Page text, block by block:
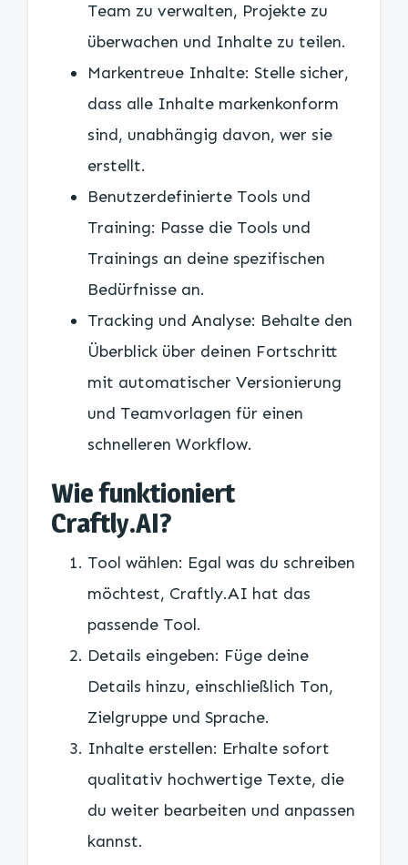
Team zu verwalten, Projekte zu
überwachen und Inhalte zu teilen.
Markentreue Inhalte: Stelle sicher,
dass alle Inhalte markenkonform
sind, unabhängig davon, wer sie
erstellt.
Benutzerdefinierte Tools und
Training: Passe die Tools und
Trainings an deine spezifischen
Bedürfnisse an.
Tracking und Analyse: Behalte den
Überblick über deinen Fortschritt
mit automatischer Versionierung
und Teamvorlagen für einen
schnelleren Workflow.
Wie funktioniert
Craftly.AI?
Tool wählen: Egal was du schreiben
möchtest, Craftly.AI hat das
passende Tool.
Details eingeben: Füge deine
Details hinzu, einschließlich Ton,
Zielgruppe und Sprache.
Inhalte erstellen: Erhalte sofort
qualitativ hochwertige Texte, die
du weiter bearbeiten und anpassen
kannst.